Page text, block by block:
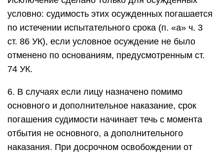
условно: судимость этих осужденных погашается
по истечении испытательного срока (п. «а» ч. 3
ст. 86 УК), если условное осуждение не было
отменено по основаниям, предусмотренным ст.
74 УК.
6. В случаях если лицу назначено помимо
основного и дополнительное наказание, срок
погашения судимости начинает течь с момента
отбытия не основного, а дополнительного
наказания. При досрочном освобождении от